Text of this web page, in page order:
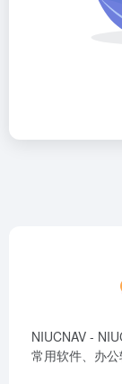
NIUCNAV -
常用软件、办